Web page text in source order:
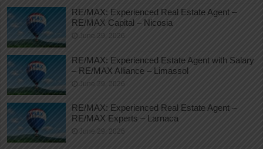
RE/MAX: Experienced Real Estate Agent –
RE/MAX Capital – Nicosia
June 29, 2026
RE/MAX: Experienced Estate Agent with Salary
– RE/MAX Alliance – Limassol
June 29, 2026
RE/MAX: Experienced Real Estate Agent –
RE/MAX Experts – Larnaca
June 29, 2026